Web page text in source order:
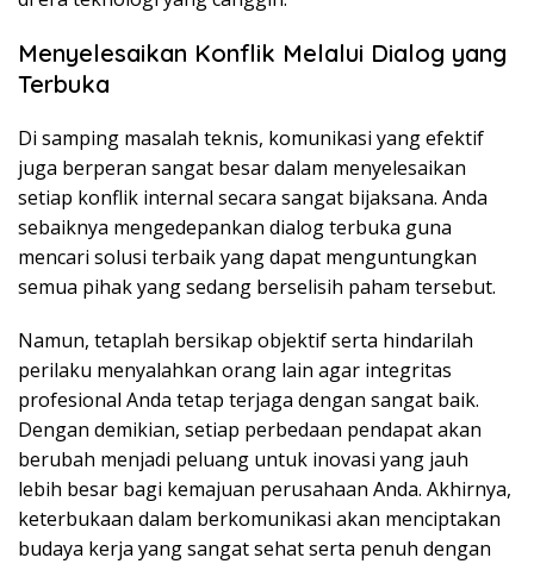
Menyelesaikan Konflik Melalui Dialog yang
Terbuka
Di samping masalah teknis, komunikasi yang efektif
juga berperan sangat besar dalam menyelesaikan
setiap konflik internal secara sangat bijaksana. Anda
sebaiknya mengedepankan dialog terbuka guna
mencari solusi terbaik yang dapat menguntungkan
semua pihak yang sedang berselisih paham tersebut.
Namun, tetaplah bersikap objektif serta hindarilah
perilaku menyalahkan orang lain agar integritas
profesional Anda tetap terjaga dengan sangat baik.
Dengan demikian, setiap perbedaan pendapat akan
berubah menjadi peluang untuk inovasi yang jauh
lebih besar bagi kemajuan perusahaan Anda. Akhirnya,
keterbukaan dalam berkomunikasi akan menciptakan
budaya kerja yang sangat sehat serta penuh dengan